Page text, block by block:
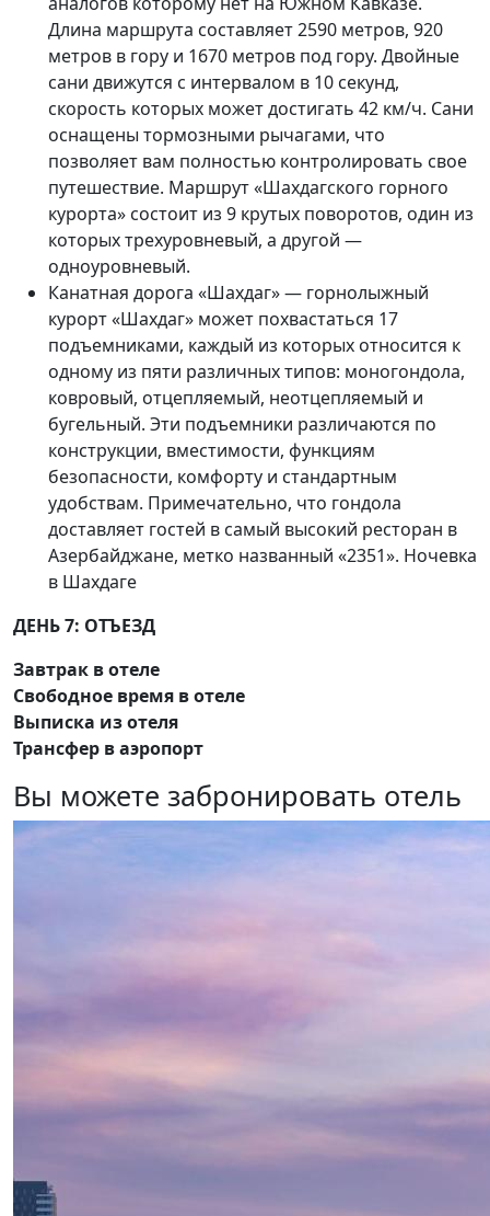
Длина маршрута составляет 2590 метров, 920
метров в гору и 1670 метров под гору. Двойные
сани движутся с интервалом в 10 секунд,
скорость которых может достигать 42 км/ч. Сани
оснащены тормозными рычагами, что
позволяет вам полностью контролировать свое
путешествие. Маршрут «Шахдагского горного
курорта» состоит из 9 крутых поворотов, один из
которых трехуровневый, а другой —
одноуровневый.
Канатная дорога «Шахдаг» — горнолыжный
курорт «Шахдаг» может похвастаться 17
подъемниками, каждый из которых относится к
одному из пяти различных типов: моногондола,
ковровый, отцепляемый, неотцепляемый и
бугельный. Эти подъемники различаются по
конструкции, вместимости, функциям
безопасности, комфорту и стандартным
удобствам. Примечательно, что гондола
доставляет гостей в самый высокий ресторан в
Азербайджане, метко названный «2351». Ночевка
в Шахдаге
ДЕНЬ 7: ОТЪЕЗД
Завтрак в отеле
Свободное время в отеле
Выписка из отеля
Трансфер в аэропорт
Вы можете забронировать отель